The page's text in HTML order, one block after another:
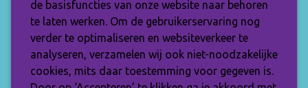
mailadres dan in en ontvang de Make My
Moment nieuwsbrief.
de basisfuncties van onze website naar behoren
te laten werken. Om de gebruikerservaring nog
verder te optimaliseren en websiteverkeer te
analyseren, verzamelen wij ook niet-noodzakelijke
cookies, mits daar toestemming voor gegeven is.